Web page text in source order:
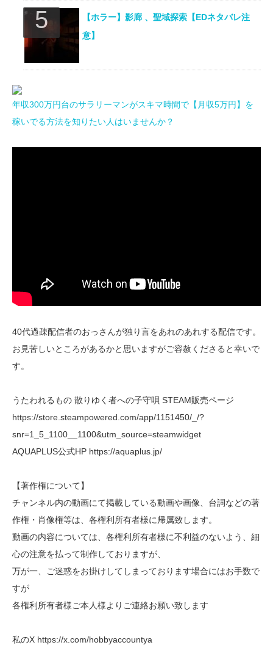
【ホラー】影廊 、聖域探索【EDネタバレ注
意】
年収300万円台のサラリーマンがスキマ時間で【月収5万円】を
稼いでる方法を知りたい人はいませんか？
40代過疎配信者のおっさんが独り言をあれのあれする配信です。
お見苦しいところがあるかと思いますがご容赦くださると幸いで
す。
うたわれるもの 散りゆく者への子守唄 STEAM販売ページ
https://store.steampowered.com/app/1151450/_/?
snr=1_5_1100__1100&utm_source=steamwidget
AQUAPLUS公式HP https://aquaplus.jp/
【著作権について】
チャンネル内の動画にて掲載している動画や画像、台詞などの著
作権・肖像権等は、各権利所有者様に帰属致します。
動画の内容については、各権利所有者様に不利益のないよう、細
心の注意を払って制作しておりますが、
万が一、ご迷惑をお掛けしてしまっております場合にはお手数で
すが
各権利所有者様ご本人様よりご連絡お願い致します
私のX https://x.com/hobbyaccountya